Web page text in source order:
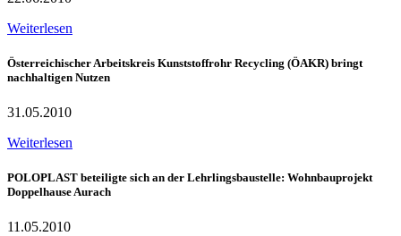
Weiterlesen
Österreichischer Arbeitskreis Kunststoffrohr Recycling (ÖAKR) bringt
nachhaltigen Nutzen
31.05.2010
Weiterlesen
POLOPLAST beteiligte sich an der Lehrlingsbaustelle: Wohnbauprojekt
Doppelhause Aurach
11.05.2010